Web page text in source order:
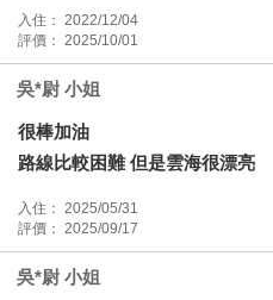
入住： 2022/12/04
評價： 2025/10/01
吳*尉 小姐
很棒加油
路線比較困難 但是雲海很漂亮
入住： 2025/05/31
評價： 2025/09/17
吳*尉 小姐